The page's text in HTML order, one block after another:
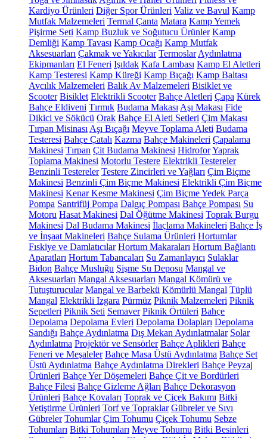
Kardiyo Ürünleri Diğer Spor Ürünleri Valiz ve Bavul Kamp
Mutfak Malzemeleri Termal Çanta Matara Kamp Yemek
Pişirme Seti Kamp Buzluk ve Soğutucu Ürünler Kamp
Demliği Kamp Tavası Kamp Ocağı Kamp Mutfak
Aksesuarları Çakmak ve Yakıcılar Termoslar Aydınlatma
Ekipmanları El Feneri Işıldak Kafa Lambası Kamp El Aletleri
Kamp Testeresi Kamp Küreği Kamp Bıçağı Kamp Baltası
Avcılık Malzemeleri Balık Av Malzemeleri Bisiklet ve
Scooter Bisiklet Elektrikli Scooter Bahçe Aletleri Çapa Kürek
Bahçe Eldiveni Tırmık Budama Makası Aşı Makası Fide
Dikici ve Sökücü Orak Bahçe El Aleti Setleri Çim Makası
Tırpan Misinası Aşı Bıçağı Meyve Toplama Aleti Budama
Testeresi Bahçe Çatalı Kazma Bahçe Makineleri Çapalama
Makinesi Tırpan Çit Budama Makinesi HidroforYaprak
Toplama Makinesi Motorlu Testere Elektrikli Testereler
Benzinli Testereler Testere Zincirleri ve Yağları Çim Biçme
Makinesi Benzinli Çim Biçme Makinesi Elektrikli Çim Biçme
Makinesi Kenar Kesme Makinesi Çim Biçme Yedek Parça
Pompa Santrifüj Pompa Dalgıç Pompası Bahçe Pompası Su
Motoru Hasat Makinesi Dal Öğütme Makinesi Toprak Burgu
Makinesi Dal Budama Makinesi İlaçlama Makineleri Bahçe İş
ve İnşaat Makineleri Bahçe Sulama Ürünleri Hortumlar
Fıskiye ve Damlatıcılar Hortum Makaraları Hortum Bağlantı
Aparatları Hortum Tabancaları Su Zamanlayıcı Sulaklar
Bidon Bahçe Musluğu Şişme Su Deposu Mangal ve
Aksesuarları Mangal Aksesuarları Mangal Kömürü ve
Tutuşturucular Mangal ve Barbekü Kömürlü Mangal Tüplü
Mangal Elektrikli Izgara Pürmüz Piknik Malzemeleri Piknik
Sepetleri Piknik Seti Semaver Piknik Örtüleri Bahçe
Depolama Depolama Evleri Depolama Dolapları Depolama
Sandığı Bahçe Aydınlatma Dış Mekan Aydınlatmalar Solar
Aydınlatma Projektör ve Sensörler Bahçe Aplikleri Bahçe
Feneri ve Meşaleler Bahçe Masa Üstü Aydınlatma Bahçe Set
Üstü Aydınlatma Bahçe Aydınlatma Direkleri Bahçe Peyzaj
Ürünleri Bahçe Yer Döşemeleri Bahçe Çit ve Bordürleri
Bahçe Filesi Bahçe Gizleme Ağları Bahçe Dekorasyon
Ürünleri Bahçe Kovaları Toprak ve Çiçek Bakımı Bitki
Yetiştirme Ürünleri Torf ve Topraklar Gübreler ve Sıvı
Gübreler Tohumlar Çim Tohumu Çiçek Tohumu Sebze
Tohumları Bitki Tohumları Meyve Tohumu Bitki Besinleri